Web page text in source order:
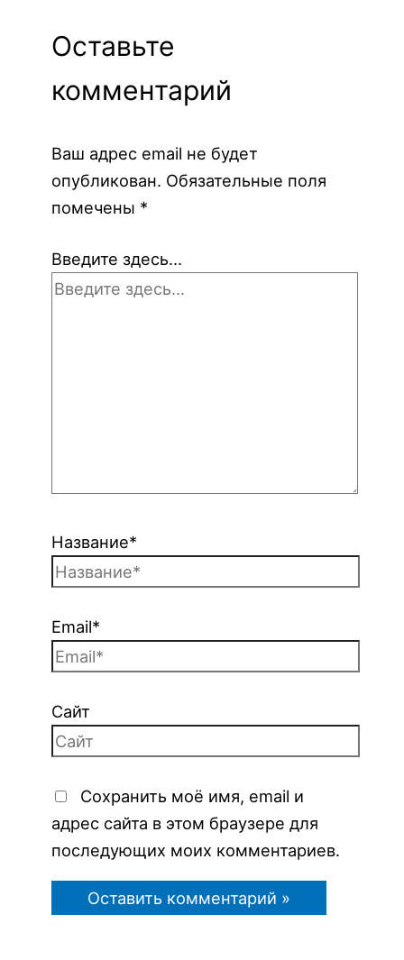
Оставьте
комментарий
Ваш адрес email не будет
опубликован. Обязательные поля
помечены *
Введите здесь...
Название*
Email*
Сайт
Сохранить моё имя, email и
адрес сайта в этом браузере для
последующих моих комментариев.